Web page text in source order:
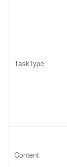
TaskType
Content